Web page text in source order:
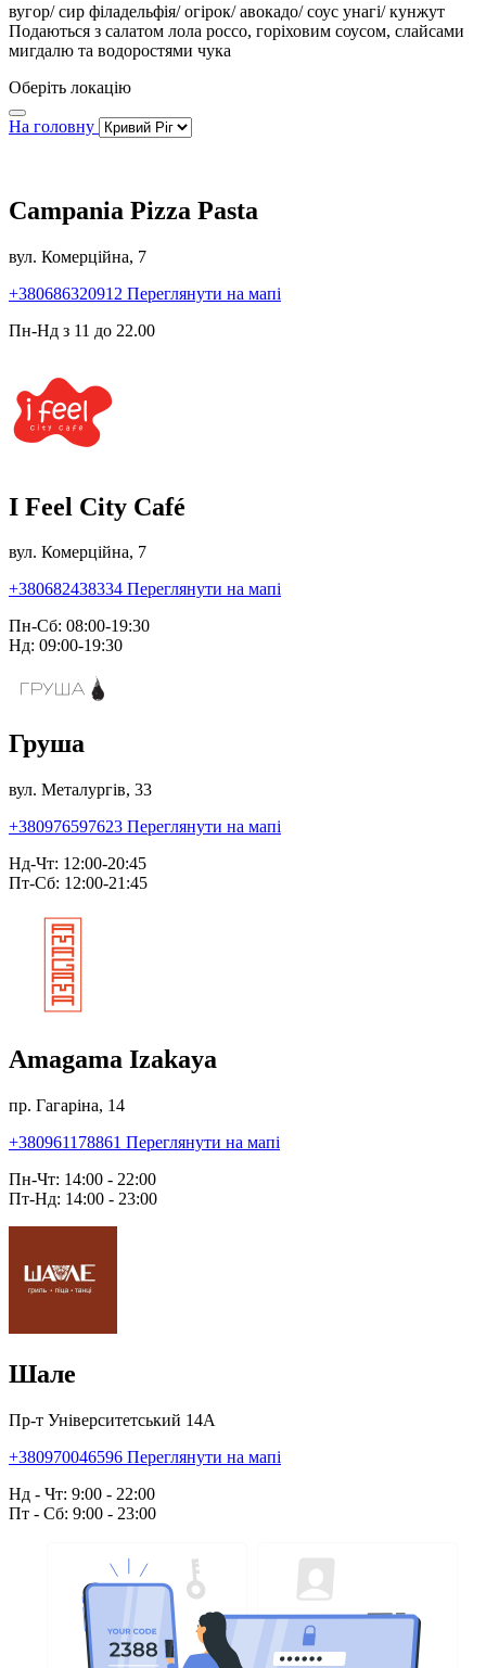
вугор/ сир філадельфія/ огірок/ авокадо/ соус унагі/ кунжут
Подаються з салатом лола россо, горіховим соусом, слайсами
мигдалю та водоростями чука
Оберіть локацію
На головну
Campania Pizza Pasta
вул. Комерційна, 7
+380686320912 Переглянути на мапі
Пн-Нд з 11 до 22.00
I Feel City Café
вул. Комерційна, 7
+380682438334 Переглянути на мапі
Пн-Сб: 08:00-19:30
Нд: 09:00-19:30
Груша
вул. Металургів, 33
+380976597623 Переглянути на мапі
Нд-Чт: 12:00-20:45
Пт-Сб: 12:00-21:45
Amagama Izakaya
пр. Гагаріна, 14
+380961178861 Переглянути на мапі
Пн-Чт: 14:00 - 22:00
Пт-Нд: 14:00 - 23:00
Шале
Пр-т Університетський 14А
+380970046596 Переглянути на мапі
Нд - Чт: 9:00 - 22:00
Пт - Сб: 9:00 - 23:00